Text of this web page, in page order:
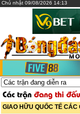
Chủ nhật 09/08/2026 14:13
GIAO HỮU QUỐC TẾ